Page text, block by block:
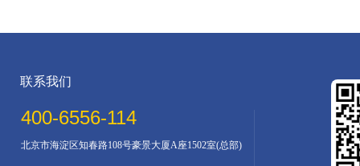
联系我们
北京市海淀区知春路108号豪景大厦A座1502室(总部)
400-6556-114